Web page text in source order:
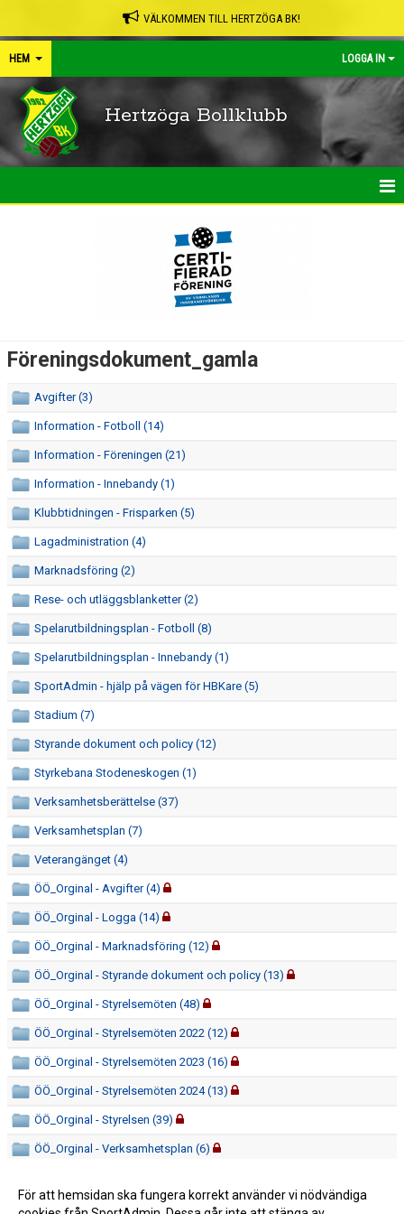
VÄLKOMMEN TILL HERTZÖGA BK!
HEM LOGGA IN
Hertzöga Bollklubb
FRISPARKEN
BLI MEDLEM
MATCHER
KONTAKTER & LAG
FÖRENINGSDOKUMENT_GAMLA
FÖRENINGSDOKUMENT
Föreningsdokument_gamla
Avgifter (3)
Information - Fotboll (14)
Information - Föreningen (21)
Information - Innebandy (1)
Klubbtidningen - Frisparken (5)
Lagadministration (4)
Marknadsföring (2)
Rese- och utläggsblanketter (2)
Spelarutbildningsplan - Fotboll (8)
Spelarutbildningsplan - Innebandy (1)
SportAdmin - hjälp på vägen för HBKare (5)
Stadium (7)
Styrande dokument och policy (12)
Styrkebana Stodeneskogen (1)
Verksamhetsberättelse (37)
Verksamhetsplan (7)
Veterangänget (4)
ÖÖ_Orginal - Avgifter (4)
ÖÖ_Orginal - Logga (14)
ÖÖ_Orginal - Marknadsföring (12)
ÖÖ_Orginal - Styrande dokument och policy (13)
ÖÖ_Orginal - Styrelsemöten (48)
ÖÖ_Orginal - Styrelsemöten 2022 (12)
ÖÖ_Orginal - Styrelsemöten 2023 (16)
ÖÖ_Orginal - Styrelsemöten 2024 (13)
ÖÖ_Orginal - Styrelsen (39)
ÖÖ_Orginal - Verksamhetsplan (6)
För att hemsidan ska fungera korrekt använder vi nödvändiga